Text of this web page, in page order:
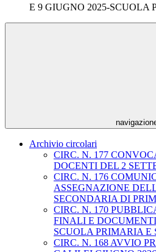
E 9 GIUGNO 2025-SCUOLA
Archivio circolari
CIRC. N. 177
DOCENTI DEL 2
CIRC. N. 176
ASSEGNAZIONE
SECONDARIA DI
CIRC. N. 170
FINALI E
SCUOLA PRIMARIA E
CIRC. N. 168 AVVIO